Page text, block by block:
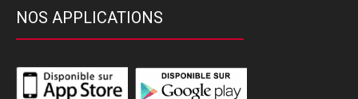
NOS APPLICATIONS